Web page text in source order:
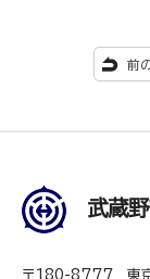
前
武蔵
〒180-8777 東京